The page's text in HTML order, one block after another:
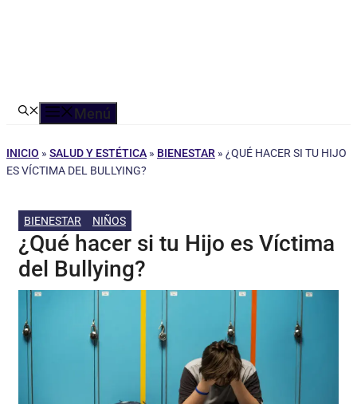
Menú
INICIO » SALUD Y ESTÉTICA » BIENESTAR » ¿QUÉ HACER SI TU HIJO
ES VÍCTIMA DEL BULLYING?
BIENESTAR NIÑOS
¿Qué hacer si tu Hijo es Víctima
del Bullying?